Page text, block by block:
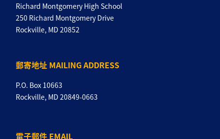
Richard Montgomery High School
250 Richard Montgomery Drive
Rockville, MD 20852
郵寄地址 MAILING ADDRESS
P.O. Box 10663
Rockville, MD 20849-0663
電子郵件 EMAIL